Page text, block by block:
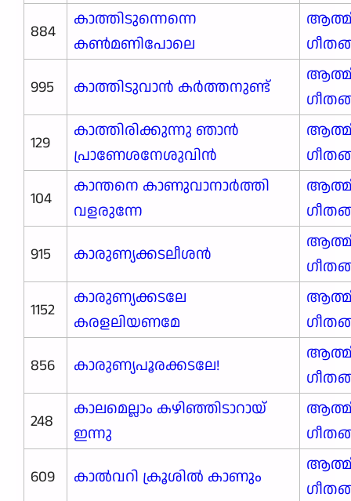
884
കാത്തിടുന്നെന്നെ
കൺമണിപോലെ
995
കാത്തിടുവാൻ കർത്തനുണ്ട്
129
കാത്തിരിക്കുന്നു ഞാൻ
പ്രാണേശനേശുവിൻ
104
കാന്തനെ കാണുവാനാർത്തി
വളരുന്നേ
915
കാരുണ്യക്കടലീശൻ
1152
കാരുണ്യക്കടലേ
കരളലിയണമേ
856
കാരുണ്യപൂരക്കടലേ!
248
കാലമെല്ലാം കഴിഞ്ഞിടാറായ്
ഇന്നു
609
കാൽവറി ക്രൂശിൽ കാണും